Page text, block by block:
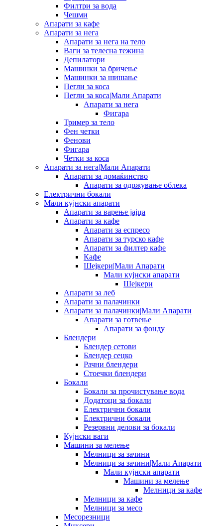
Филтри за вода
Чешми
Апарати за кафе
Апарати за нега
Апарати за нега на тело
Ваги за телесна тежина
Депилатори
Машинки за бричење
Машинки за шишање
Пегли за коса
Пегли за коса|Мали Апарати
Апарати за нега
Фигара
Тример за тело
Фен четки
Фенови
Фигара
Четки за коса
Апарати за нега|Мали Апарати
Апарати за домаќинство
Апарати за одржување облека
Електрични бокали
Мали кујнски апарати
Апарати за варење јајца
Апарати за кафе
Апарати за еспресо
Апарати за турско кафе
Апарати за филтер кафе
Кафе
Шејкери|Мали Апарати
Мали кујнски апарати
Шејкери
Апарати за леб
Апарати за палачинки
Апарати за палачинки|Мали Апарати
Апарати за готвење
Апарати за фонду
Блендери
Блендер сетови
Блендер сецко
Рачни блендери
Стоечки блендери
Бокали
Бокали за прочистување вода
Додатоци за бокали
Електрични бокали
Електрични бокали
Резервни делови за бокали
Кујнски ваги
Машини за мелење
Мелници за зачини
Мелници за зачини|Мали Апарати
Мали кујнски апарати
Машини за мелење
Мелници за кафе
Мелници за кафе
Мелници за месо
Месорезници